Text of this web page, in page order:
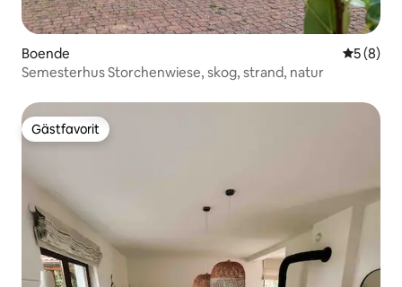
Boende 5 av 5 i
5 (8)
Semesterhus Storchenwiese, skog, strand, natur
Gästfavorit
Gästfavorit